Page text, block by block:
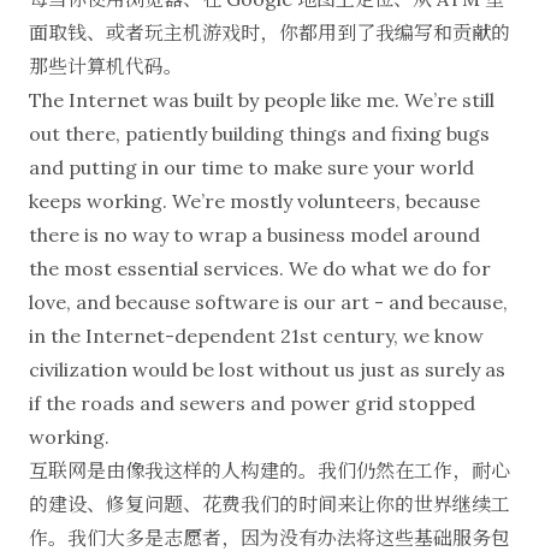
面取钱、或者玩主机游戏时，你都用到了我编写和贡献的
那些计算机代码。
The Internet was built by people like me. We’re still
out there, patiently building things and fixing bugs
and putting in our time to make sure your world
keeps working. We’re mostly volunteers, because
there is no way to wrap a business model around
the most essential services. We do what we do for
love, and because software is our art - and because,
in the Internet-dependent 21st century, we know
civilization would be lost without us just as surely as
if the roads and sewers and power grid stopped
working.
互联网是由像我这样的人构建的。我们仍然在工作，耐心
的建设、修复问题、花费我们的时间来让你的世界继续工
作。我们大多是志愿者，因为没有办法将这些基础服务包